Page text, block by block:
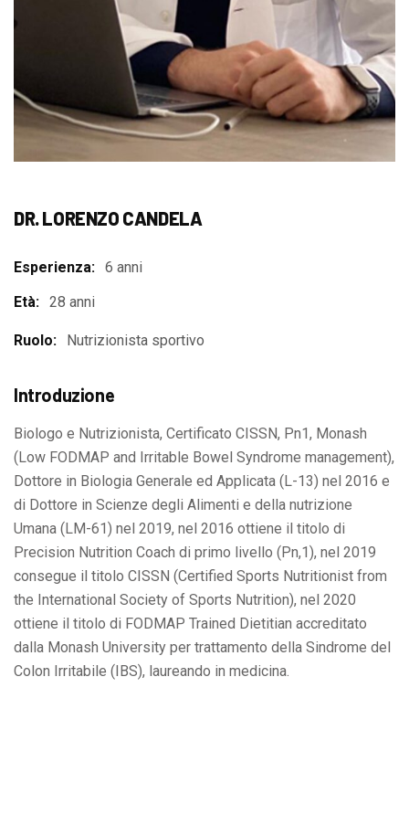
DR. LORENZO CANDELA
Esperienza: 6 anni
Età: 28 anni
Ruolo: Nutrizionista sportivo
Introduzione
Biologo e Nutrizionista, Certificato CISSN, Pn1, Monash
(Low FODMAP and Irritable Bowel Syndrome management),
Dottore in Biologia Generale ed Applicata (L-13) nel 2016 e
di Dottore in Scienze degli Alimenti e della nutrizione
Umana (LM-61) nel 2019, nel 2016 ottiene il titolo di
Precision Nutrition Coach di primo livello (Pn,1), nel 2019
consegue il titolo CISSN (Certified Sports Nutritionist from
the International Society of Sports Nutrition), nel 2020
ottiene il titolo di FODMAP Trained Dietitian accreditato
dalla Monash University per trattamento della Sindrome del
Colon Irritabile (IBS), laureando in medicina.